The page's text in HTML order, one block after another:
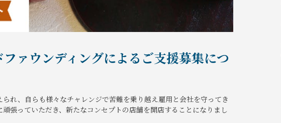
ァウンディングによるご支援募集につ
れ、自らも様々なチャレンジで苦難を乗り越え雇用と会社を守ってき
張っていただき、新たなコンセプトの店舗を開店することになりまし